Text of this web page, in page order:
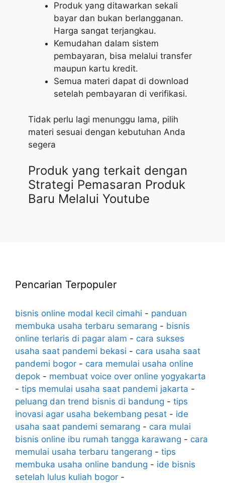
Produk yang ditawarkan sekali
bayar dan bukan berlangganan.
Harga sangat terjangkau.
Kemudahan dalam sistem
pembayaran, bisa melalui transfer
maupun kartu kredit.
Semua materi dapat di download
setelah pembayaran di verifikasi.
Tidak perlu lagi menunggu lama, pilih
materi sesuai dengan kebutuhan Anda
segera
Produk yang terkait dengan
Strategi Pemasaran Produk
Baru Melalui Youtube
Pencarian Terpopuler
bisnis online modal kecil cimahi - panduan
membuka usaha terbaru semarang - bisnis
online terlaris di pagar alam - cara sukses
usaha saat pandemi bekasi - cara usaha saat
pandemi bogor - cara memulai usaha online
depok - membuat voice over online yogyakarta
- tips memulai usaha saat pandemi jakarta -
peluang dan trend bisnis di bandung - tips
inovasi agar usaha bekembang pesat - ide
usaha saat pandemi semarang - cara mulai
bisnis online ibu rumah tangga karawang - cara
memulai usaha terbaru tangerang - tips
membuka usaha online bandung - ide bisnis
setelah lulus kuliah bogor -